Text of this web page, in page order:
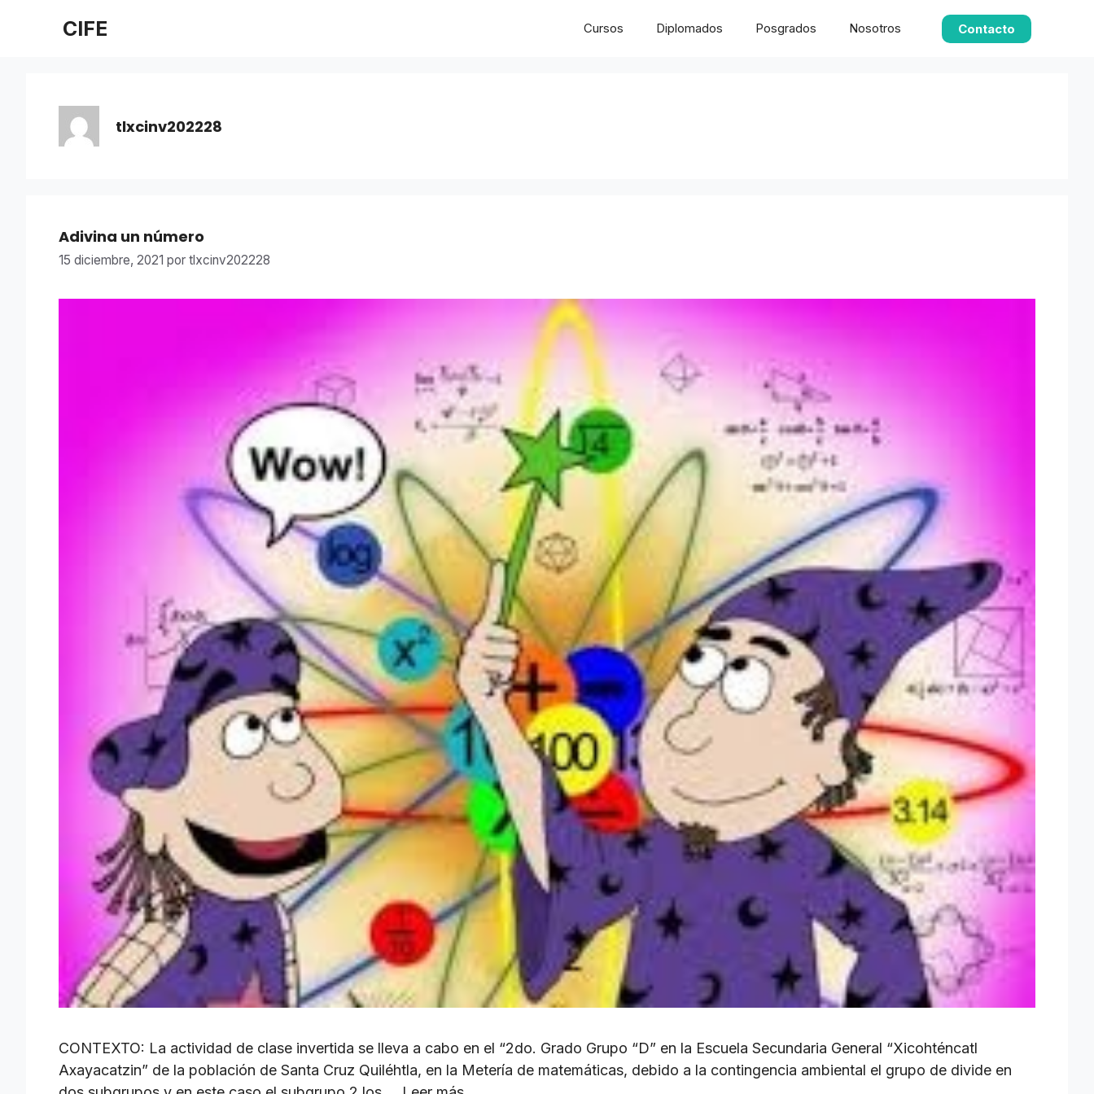
CIFE Cursos Diplomados Posgrados Nosotros Contacto
tlxcinv202228
Adivina un número
15 diciembre, 2021 por tlxcinv202228
CONTEXTO: La actividad de clase invertida se lleva a cabo en el “2do. Grado Grupo “D” en la Escuela Secundaria General “Xicohténcatl
Axayacatzin” de la población de Santa Cruz Quiléhtla, en la Metería de matemáticas, debido a la contingencia ambiental el grupo de divide en